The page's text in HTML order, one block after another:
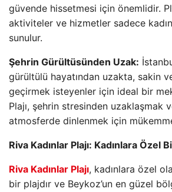
güvende hissetmesi için önemlidir.
aktiviteler ve hizmetler sadece
sunulur.
Şehrin Gürültüsünden Uzak:
gürültülü hayatından uzakta, sakin
geçirmek isteyenler için ideal bir
Plajı, şehrin stresinden uzaklaşmak
atmosferde dinlenmek için
Riva Kadınlar Plajı: Kadınlara Özel
Riva Kadınlar Plajı, kadınlara özel
bir plajdır ve Beykoz’un en güzel